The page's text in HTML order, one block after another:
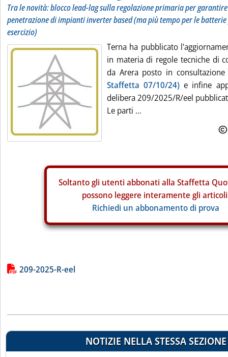
Tra le novità: blocco lead-lag sulla regolazione primaria per
penetrazione di impianti inverter based (ma più tempo per le
esercizio)
Terna ha pubblicato
in materia di regole tecniche di
da Arera posto in
Staffetta 07/10/24) e infine
delibera 209/2025/R/eel
Le parti ...
Soltanto gli utenti abbonati alla Staffetta
possono leggere interamente gli
Richiedi un abbonamento di prova
Lista allegati PDF alla notizia
209-2025-R-eel
NOTIZIE NELLA STESSA SEZIONE